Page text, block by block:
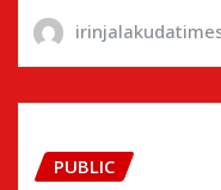
PUBLIC